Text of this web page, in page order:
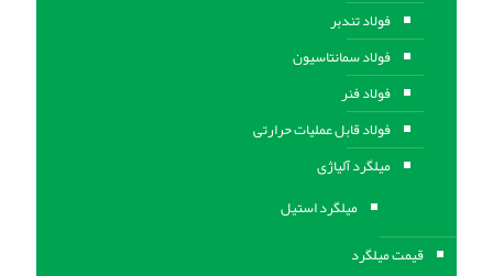
فولاد تندبر
فولاد سمانتاسیون
فولاد فنر
فولاد قابل عملیات حرارتی
ميلگرد آلیاژی
میلگرد استیل
قیمت میلگرد